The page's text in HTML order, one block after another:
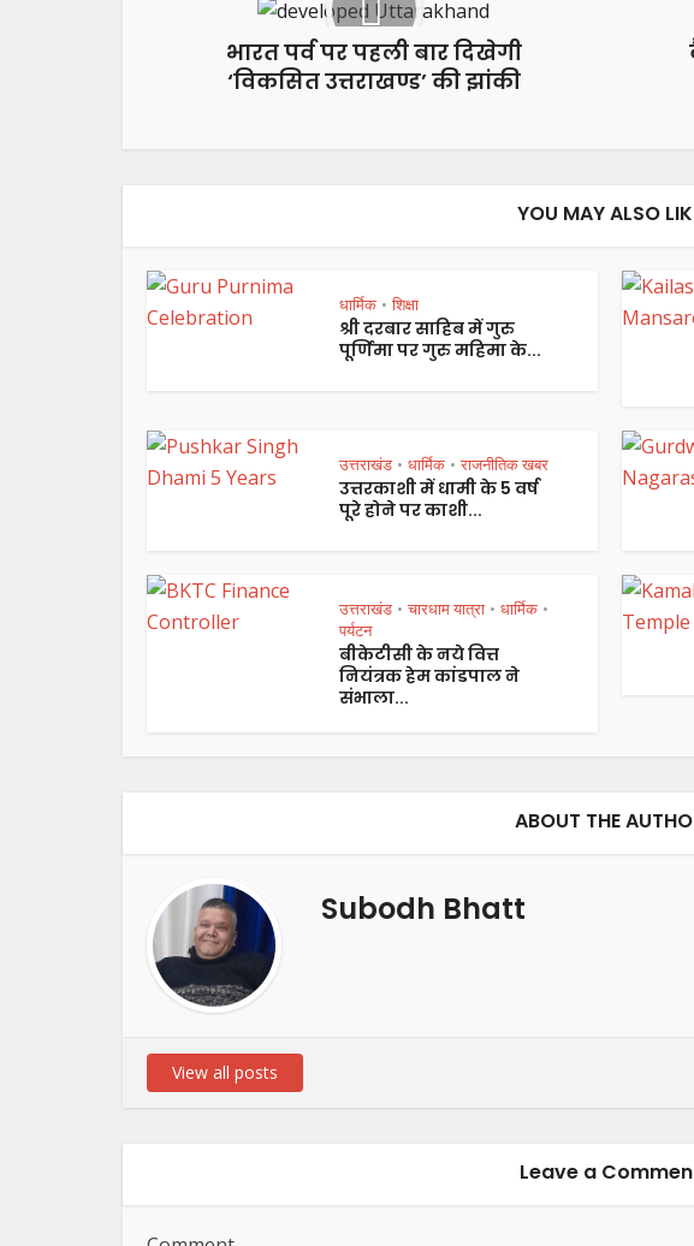
भारत पर्व पर पहली बार दिखेगी
‘विकसित उत्तराखण्ड’ की झांकी
YOU MAY ALSO
धार्मिक • शिक्षा
श्री दरबार साहिब में गुरु
पूर्णिमा पर गुरु महिमा के...
उत्तराखंड • धार्मिक • राजनीतिक खबर
उत्तरकाशी में धामी के 5 वर्ष
पूरे होने पर काशी...
उत्तराखंड • चारधाम यात्रा • धार्मिक •
पर्यटन
बीकेटीसी के नये वित्त
नियंत्रक हेम कांडपाल ने
संभाला...
ABOUT THE
Subodh Bhatt
View all posts
Leave a